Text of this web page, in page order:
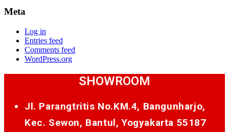
Meta
Log in
Entries feed
Comments feed
WordPress.org
SHOWROOM
Jl. Parangtritis No.KM.4, Bangunharjo,
Kec. Sewon, Bantul, Yogyakarta 55187